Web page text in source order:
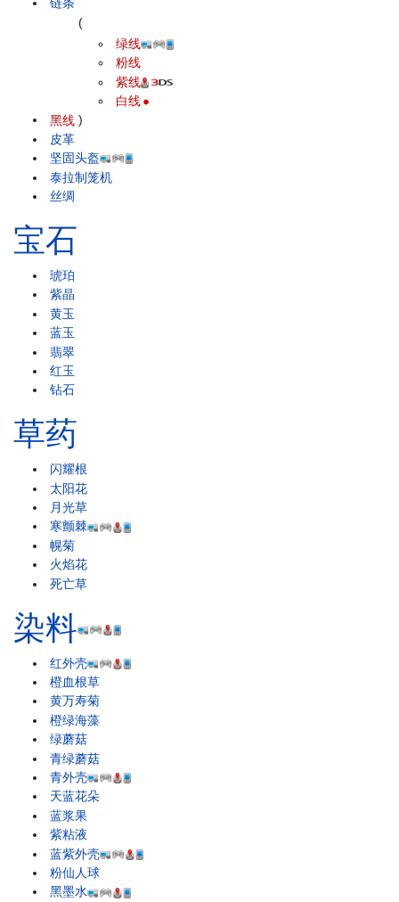
链条
黑线
(
绿线
粉线
紫线
白线
)
皮革
坚固头盔
泰拉制笼机
丝绸
宝石
琥珀
紫晶
黄玉
蓝玉
翡翠
红玉
钻石
草药
闪耀根
太阳花
月光草
寒颤棘
幌菊
火焰花
死亡草
染料
红外壳
橙血根草
黄万寿菊
橙绿海藻
绿蘑菇
青绿蘑菇
青外壳
天蓝花朵
蓝浆果
紫粘液
蓝紫外壳
粉仙人球
黑墨水